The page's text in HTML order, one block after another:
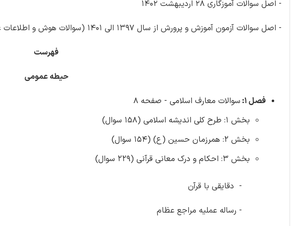
- اصل سوالات آموزگاری 28 اردیبهشت 1402
- اصل سوالات آزمون آموزش و پرورش از سال 1397 الی 1401 (سوالات هوش و اطلاعات عمومی)
فهرست
حیطه عمومی
فصل 1:
سوالات معارف اسلامی - صفحه 8
بخش 1: طرح کلی اندیشه اسلامی (158 سوال)
بخش 2: همرزمان حسین (ع) (154 سوال)
بخش 3: احکام و درک معانی قرآنی (229 سوال)
- ️ دقایقی با قرآن
- رساله عملیه مراجع عظام